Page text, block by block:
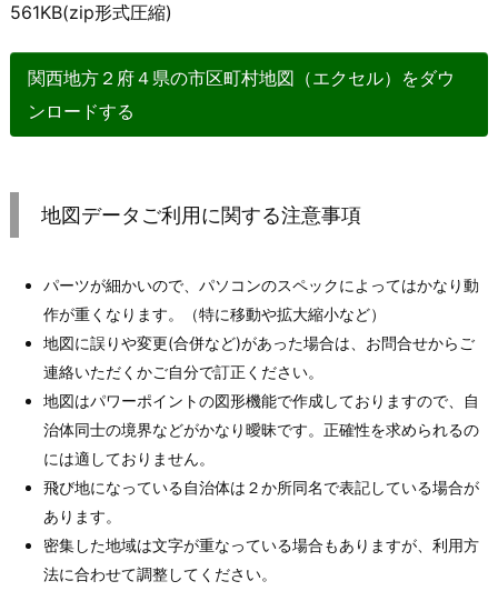
561KB(zip形式圧縮)
関西地方２府４県の市区町村地図（エクセル）をダウ
ンロードする
地図データご利用に関する注意事項
パーツが細かいので、パソコンのスペックによってはかなり動
作が重くなります。（特に移動や拡大縮小など）
地図に誤りや変更(合併など)があった場合は、お問合せからご
連絡いただくかご自分で訂正ください。
地図はパワーポイントの図形機能で作成しておりますので、自
治体同士の境界などがかなり曖昧です。正確性を求められるの
には適しておりません。
飛び地になっている自治体は２か所同名で表記している場合が
あります。
密集した地域は文字が重なっている場合もありますが、利用方
法に合わせて調整してください。